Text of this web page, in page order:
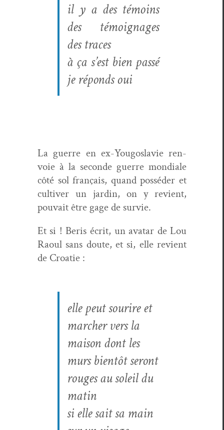
il y a des témoins
des témoignages
des traces
à ça s’est bien passé
je réponds oui
La guerre en ex-Yougoslavie ren­
voie à la sec­onde guerre mon­di­ale
côté sol français, quand pos­séder et
cul­tiv­er un jardin, on y revient,
pou­vait être gage de survie.
Et si ! Beris écrit, un avatar de Lou
Raoul sans doute, et si, elle revient
de Croatie :
elle peut sourire et
marcher vers la
mai­son dont les
murs bien­tôt seront
rouges au soleil du
matin
si elle sait sa main